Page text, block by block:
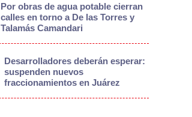
Por obras de agua potable cierran
calles en torno a De las Torres y
Talamás Camandari
Desarrolladores deberán esperar:
suspenden nuevos
fraccionamientos en Juárez